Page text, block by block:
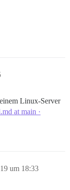
Linux-Server
at main ·
um 18:33